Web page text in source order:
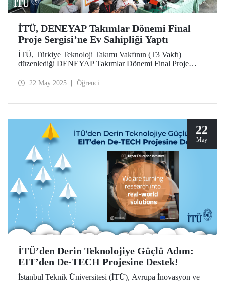
İTÜ, DENEYAP Takımlar Dönemi Final
Proje Sergisi’ne Ev Sahipliği Yaptı
İTÜ, Türkiye Teknoloji Takımı Vakfının (T3 Vakfı)
düzenlediği DENEYAP Takımlar Dönemi Final Proje
sahipliği yaptı.
22 May 2025 Öğrenci
22
May
İTÜ’den Derin Teknolojiye Güçlü Adım:
EIT’den De-TECH Projesine Destek!
İstanbul Teknik Üniversitesi (İTÜ), Avrupa İnovasyon ve